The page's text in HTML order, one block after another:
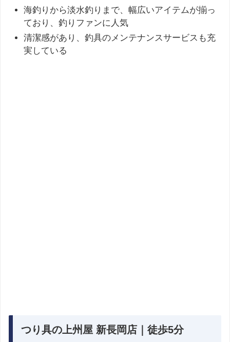
海釣りから淡水釣りまで、幅広いアイテムが揃っ
ており、釣りファンに人気
清潔感があり、釣具のメンテナンスサービスも充
実している
つり具の上州屋 新長岡店｜徒歩5分